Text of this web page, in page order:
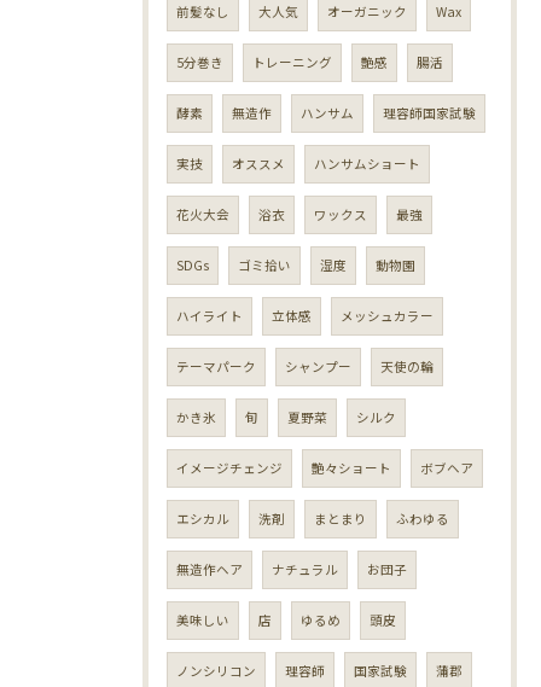
前髪なし 大人気 オーガニック Wax
5分巻き トレーニング 艶感 腸活
酵素 無造作 ハンサム 理容師国家試験
実技 オススメ ハンサムショート
花火大会 浴衣 ワックス 最強
SDGs ゴミ拾い 湿度 動物園
ハイライト 立体感 メッシュカラー
テーマパーク シャンプー 天使の輪
かき氷 旬 夏野菜 シルク
イメージチェンジ 艶々ショート ボブヘア
エシカル 洗剤 まとまり ふわゆる
無造作ヘア ナチュラル お団子
美味しい 店 ゆるめ 頭皮
ノンシリコン 理容師 国家試験 蒲郡